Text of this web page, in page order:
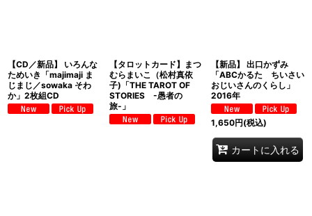
【CD／新品】 いろんな
ためいき「majimaji ま
じまじ／sowaka そわ
か」2枚組CD
【タロットカード】まつ
むらまいこ（松村真依
子)「THE TAROT OF
STORIES -愚者の
旅-」
【新品】 出口かずみ
「ABCかるた ちいさい
おじいさんのくらし」
2016年
1,650円(税込)
カートに入れる